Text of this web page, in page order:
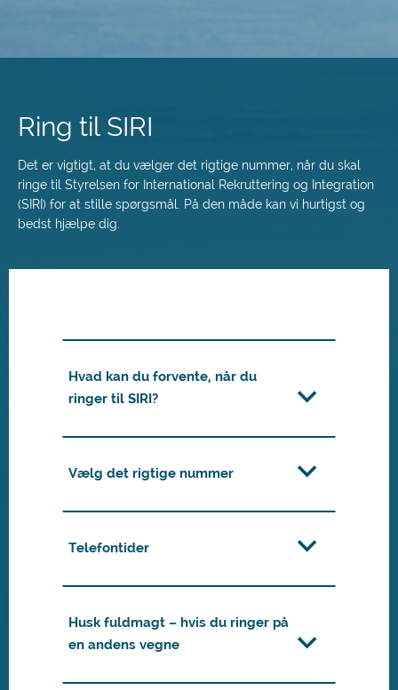
Ring til SIRI
Det er vigtigt, at du vælger det rigtige nummer, når du skal
ringe til Styrelsen for International Rekruttering og Integration
(SIRI) for at stille spørgsmål. På den måde kan vi hurtigst og
bedst hjælpe dig.
Hvad kan du forvente, når du
ringer til SIRI?
Vælg det rigtige nummer
Telefontider
Husk fuldmagt – hvis du ringer på
en andens vegne